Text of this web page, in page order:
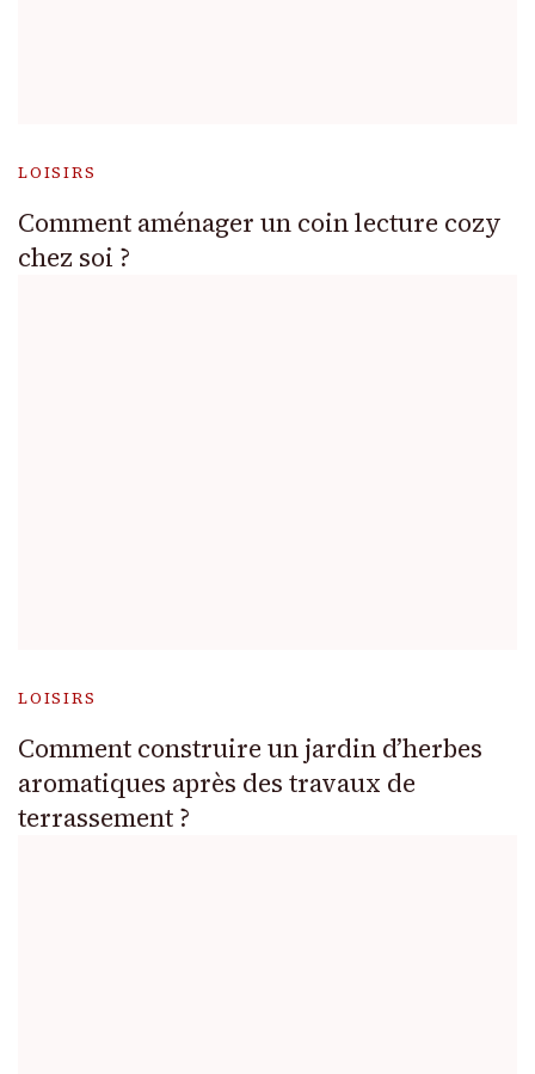
LOISIRS
Comment aménager un coin lecture cozy
chez soi ?
LOISIRS
Comment construire un jardin d’herbes
aromatiques après des travaux de
terrassement ?